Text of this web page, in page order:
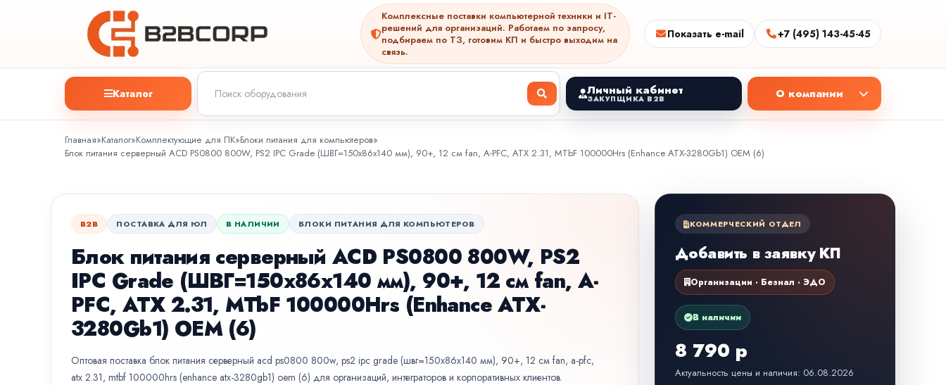
Комплексные поставки компьютерной техники и IT-
решений для организаций. Работаем по запросу,
подбираем по ТЗ, готовим КП и быстро выходим на
связь.
Показать e-mail +7 (495) 143-45-45
Каталог Личный кабинет
ЗАКУПЩИКА B2B О компании
Главная»Каталог»Комплектующие для ПК»Блоки питания для компьютеров»
Блок питания серверный ACD PS0800 800W, PS2 IPC Grade (ШВГ=150x86x140 мм), 90+, 12 см fan, A-PFC, ATX 2.31, MTbF 100000Hrs (Enhance ATX-3280Gb1) OEM (6)
B2B ПОСТАВКА ДЛЯ ЮЛ В НАЛИЧИИ БЛОКИ ПИТАНИЯ ДЛЯ КОМПЬЮТЕРОВ
Блок питания серверный ACD PS0800 800W, PS2
IPC Grade (ШВГ=150x86x140 мм), 90+, 12 см fan, A-
PFC, ATX 2.31, MTbF 100000Hrs (Enhance ATX-
3280Gb1) OEM (6)
Оптовая поставка блок питания серверный acd ps0800 800w, ps2 ipc grade (швг=150x86x140 мм), 90+, 12 см fan, a-pfc,
atx 2.31, mtbf 100000hrs (enhance atx-3280gb1) oem (6) для организаций, интеграторов и корпоративных клиентов.
КОММЕРЧЕСКИЙ ОТДЕЛ
Добавить в заявку КП
Организации · Безнал · ЭДО
В наличии
8 790 р
Актуальность цены и наличия: 06.08.2026